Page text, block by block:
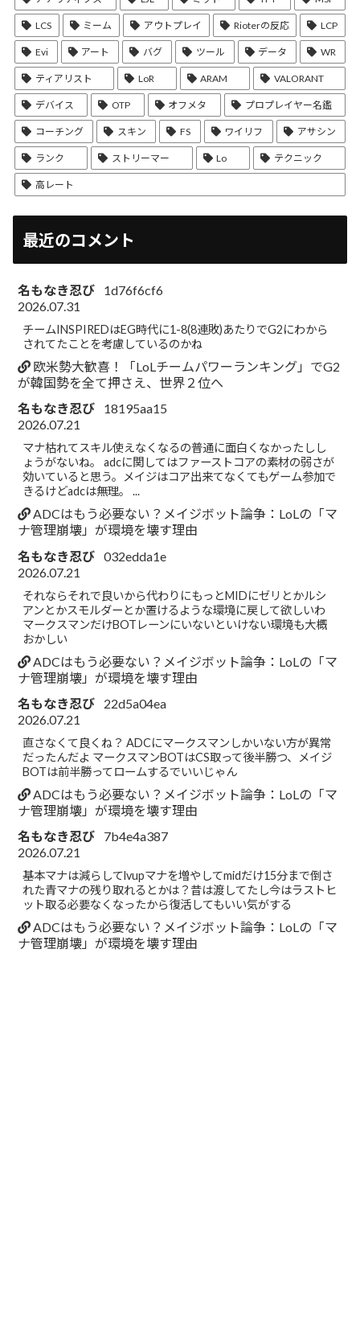
LCS ミーム アウトプレイ Rioterの反応 LCP
Evi アート バグ ツール データ WR
ティアリスト LoR ARAM VALORANT
デバイス OTP オフメタ プロプレイヤー名鑑
コーチング スキン FS ワイリフ アサシン
ランク ストリーマー Lo テクニック
高レート
最近のコメント
名もなき忍び
1d76f6cf6
2026.07.31
チームINSPIREDはEG時代に1-8(8連敗)あたりでG2にわから
されてたことを考慮しているのかね
欧米勢大歓喜！「LoLチームパワーランキング」でG2
が韓国勢を全て押さえ、世界２位へ
名もなき忍び
18195aa15
2026.07.21
マナ枯れてスキル使えなくなるの普通に面白くなかったしし
ょうがないね。 adcに関してはファーストコアの素材の弱さが
効いていると思う。メイジはコア出来てなくてもゲーム参加で
きるけどadcは無理。 ...
ADCはもう必要ない？メイジボット論争：LoLの「マ
ナ管理崩壊」が環境を壊す理由
名もなき忍び 032edda1e
2026.07.21
それならそれで良いから代わりにもっとMIDにゼリとかルシ
アンとかスモルダーとか置けるような環境に戻して欲しいわ
マークスマンだけBOTレーンにいないといけない環境も大概
おかしい
ADCはもう必要ない？メイジボット論争：LoLの「マ
ナ管理崩壊」が環境を壊す理由
名もなき忍び
22d5a04ea
2026.07.21
直さなくて良くね？ ADCにマークスマンしかいない方が異常
だったんだよ マークスマンBOTはCS取って後半勝つ、メイジ
BOTは前半勝ってロームするでいいじゃん
ADCはもう必要ない？メイジボット論争：LoLの「マ
ナ管理崩壊」が環境を壊す理由
名もなき忍び
7b4e4a387
2026.07.21
基本マナは減らしてlvupマナを増やしてmidだけ15分まで倒さ
れた青マナの残り取れるとかは？昔は渡してたし今はラストヒ
ット取る必要なくなったから復活してもいい気がする
ADCはもう必要ない？メイジボット論争：LoLの「マ
ナ管理崩壊」が環境を壊す理由